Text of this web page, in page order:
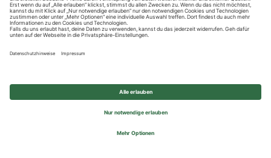
Privatsphäre-Einstellungen
© 2026 REWE Group - All rights reserved